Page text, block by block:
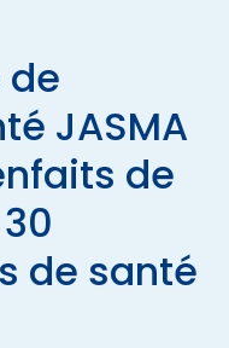
de
JASMA
de
de santé